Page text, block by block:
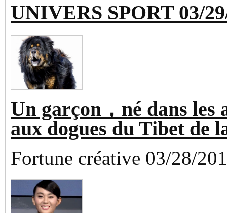
UNIVERS SPORT 03/
Un garçon，né dans les
aux dogues du Tibet de
Fortune créative 03/28/